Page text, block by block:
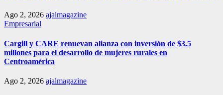
Ago 2, 2026 ajalmagazine
Empresarial
Cargill y CARE renuevan alianza con inversión de $3.5
millones para el desarrollo de mujeres rurales en
Centroamérica
Ago 2, 2026 ajalmagazine